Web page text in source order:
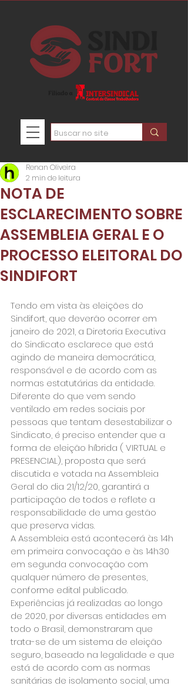
NOTA DE
ESCLARECIMENTO SOBRE
ASSEMBLEIA GERAL E O
PROCESSO ELEITORAL DO
SINDIFORT
Renan Oliveira
2 min de leitura
Tendo em vista às eleições do
Sindifort, que deverão ocorrer em
janeiro de 2021, a Diretoria Executiva
do Sindicato esclarece que está
agindo de maneira democrática,
responsável e de acordo com as
normas estatutárias da entidade.
Diferente do que vem sendo
ventilado em redes sociais por
pessoas que tentam desestabilizar o
Sindicato, é preciso entender que a
forma de eleição híbrida ( VIRTUAL e
PRESENCIAL), proposta que será
discutida e votada na Assembleia
Geral do dia 21/12/20, garantirá a
participação de todos e reflete a
responsabilidade de uma gestão
que preserva vidas.
A Assembleia está acontecerá às 14h
em primeira convocação e às 14h30
em segunda convocação com
qualquer número de presentes,
conforme edital publicado.
Experiências já realizadas ao longo
de 2020, por diversas entidades em
todo o Brasil, demonstraram que
trata-se de um sistema de eleição
seguro, baseado na legalidade e que
está de acordo com as normas
sanitárias de isolamento social, uma